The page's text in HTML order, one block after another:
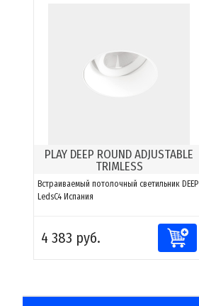
PLAY DEEP ROUND ADJUSTABLE
TRIMLESS
Встраиваемый потолочный светильник DEEP
LedsC4 Испания
4 383 руб.